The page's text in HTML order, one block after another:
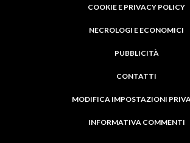
COOKIE E PRIVACY POLICY
NECROLOGI E ECONOMICI
PUBBLICITÀ
CONTATTI
MODIFICA IMPOSTAZIONI
INFORMATIVA COMMENTI